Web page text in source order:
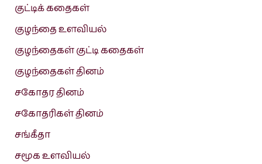
குட்டிக் கதைகள்
குழந்தை உளவியல்
குழந்தைகள் குட்டி கதைகள்
குழந்தைகள் தினம்
சகோதர தினம்
சகோதரிகள் தினம்
சங்கீதா
சமூக உளவியல்